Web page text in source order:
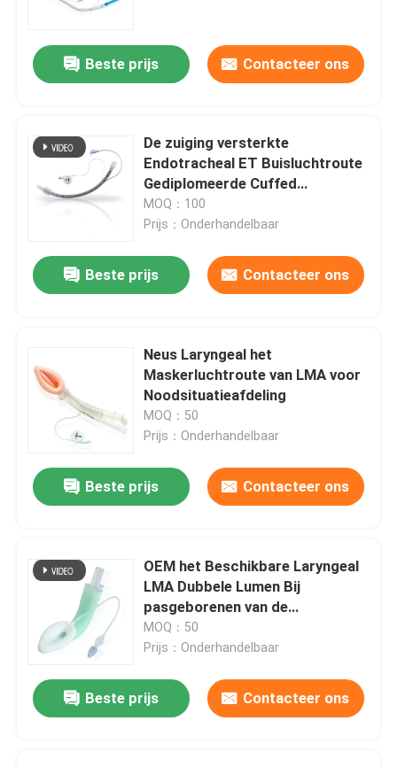
Beste prijs Contacteer ons
De zuiging versterkte
Endotracheal ET Buisluchtroute
Gediplomeerde Cuffed
ISO13485
MOQ：100
Prijs：Onderhandelbaar
Beste prijs Contacteer ons
Neus Laryngeal het
Maskerluchtroute van LMA voor
Noodsituatieafdeling
MOQ：50
Prijs：Onderhandelbaar
Beste prijs Contacteer ons
OEM het Beschikbare Laryngeal
LMA Dubbele Lumen Bij
pasgeborenen van de
Maskerluchtroute
MOQ：50
Prijs：Onderhandelbaar
Beste prijs Contacteer ons